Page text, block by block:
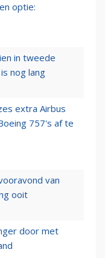
optie:
in tweede
nog lang
extra Airbus
757's af te
van
ooit
door met